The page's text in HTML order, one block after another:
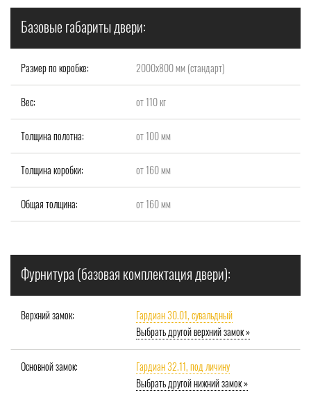
Базовые габариты двери:
Размер по коробке: 2000x800 мм (стандарт)
Вес: от 110 кг
Толщина полотна: от 100 мм
Толщина коробки: от 160 мм
Общая толщина: от 160 мм
Фурнитура (базовая комплектация двери):
Верхний замок:
Гардиан 30.01, сувальдный
Выбрать другой верхний замок »
Основной замок:
Гардиан 32.11, под личину
Выбрать другой нижний замок »